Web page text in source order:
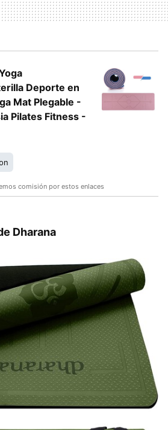
Deporte en
Mat Plegable -
Pilates Fitness -
comisión por estos enlaces
Dharana